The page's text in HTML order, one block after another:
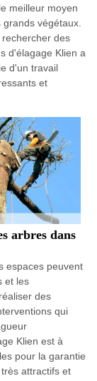
meilleur moyen
végétaux.
des
d'élagage Klien a
d'un travail
et
arbres dans
espaces peuvent
et les
des
qui
Klien est à
pour la garantie
attractifs et